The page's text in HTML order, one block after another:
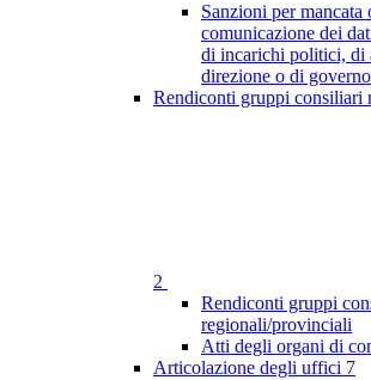
Sanzioni per mancata
comunicazione dei
di incarichi politici, di
direzione o di governo
Rendiconti gruppi consiliari
2
Rendiconti gruppi
regionali/provinciali
Atti degli organi di
Articolazione degli uffici 7